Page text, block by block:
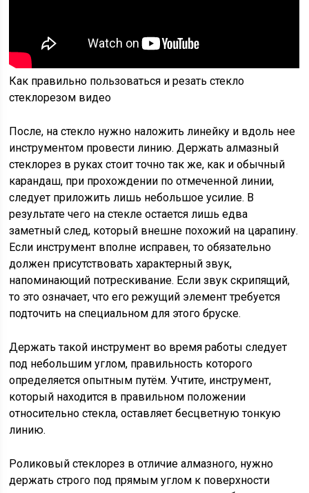
Как правильно пользоваться и резать стекло
стеклорезом видео
После, на стекло нужно наложить линейку и вдоль нее
инструментом провести линию. Держать алмазный
стеклорез в руках стоит точно так же, как и обычный
карандаш, при прохождении по отмеченной линии,
следует приложить лишь небольшое усилие. В
результате чего на стекле остается лишь едва
заметный след, который внешне похожий на царапину.
Если инструмент вполне исправен, то обязательно
должен присутствовать характерный звук,
напоминающий потрескивание. Если звук скрипящий,
то это означает, что его режущий элемент требуется
подточить на специальном для этого бруске.
Держать такой инструмент во время работы следует
под небольшим углом, правильность которого
определяется опытным путём. Учтите, инструмент,
который находится в правильном положении
относительно стекла, оставляет бесцветную тонкую
линию.
Роликовый стеклорез в отличие алмазного, нужно
держать строго под прямым углом к поверхности